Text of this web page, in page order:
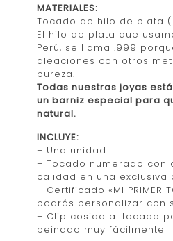
MATERIALES:
Tocado de hilo de plata
El hilo de plata que
Perú, se llama .999
aleaciones con otros
pureza.
Todas nuestras joyas
un barniz especial para
natural.
INCLUYE:
– Una unidad.
– Tocado numerado con
calidad en una exclusiva
– Certificado «MI PRIMER
podrás personalizar con
– Clip cosido al tocado
peinado muy fácilmente